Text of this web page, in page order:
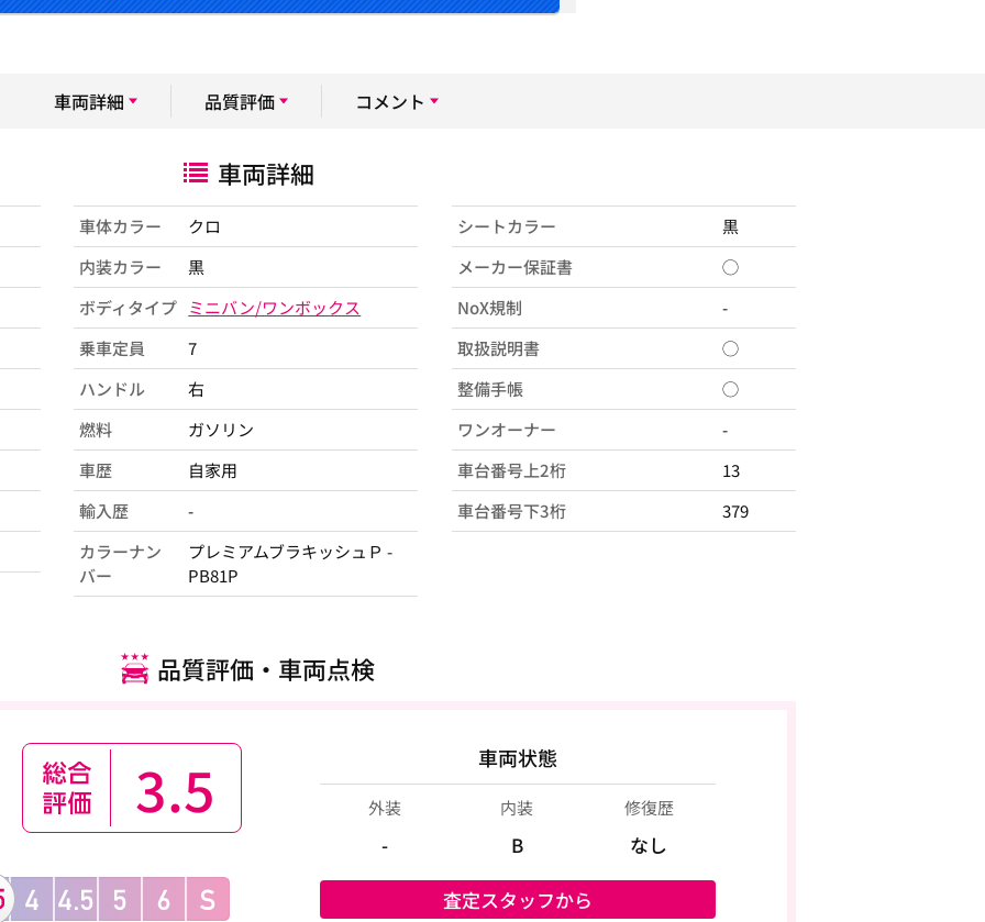
車両詳細 品質評価 コメント
車両詳細
車体カラー
クロ
内装カラー
黒
ボディタイプ ミニバン/ワンボックス
乗車定員
7
ハンドル
右
燃料
ガソリン
車歴
自家用
輸入歴
-
カラーナン
バー
プレミアムブラキッシュＰ -
PB81P
シートカラー
黒
メーカー保証書
◯
NoX規制
-
取扱説明書
◯
整備手帳
◯
ワンオーナー
-
車台番号上2桁
13
車台番号下3桁
379
品質評価・車両点検
3.5 車両状態
外装
-
内装
B
修復歴
なし
査定スタッフから